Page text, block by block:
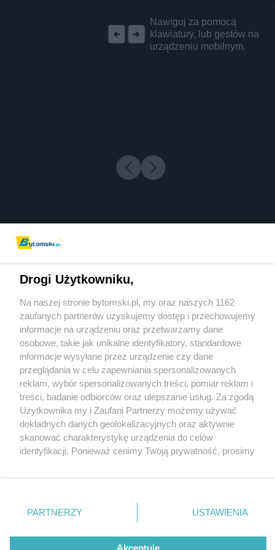
Nawiguj za pomocą
klawiatury, lub gestów na
urządzeniu mobilnym.
4 / 0
Wydawca mediów lokalnych
Nie zapomnij
zapoznać się z:
polityką prywatności regulamin korzystania z portali
Twojemiasto
Piekary Śląskie
Chorzów
Tarnowskie Góry
Gliwice
Skontakuj sięz nami
Kontakt
Wydawca
Pogoda
Drogi Użytkowniku,
Na naszej stronie bytomski.pl, my oraz naszych 1162
zaufanych partnerów uzyskujemy dostęp i przechowujemy
informacje na urządzeniu oraz przetwarzamy dane
osobowe, takie jak unikalne identyfikatory, standardowe
informacje wysyłane przez urządzenie czy dane
przeglądania w celu zapewniania spersonalizowanych
reklam, wybór spersonalizowanych treści, pomiar reklam i
treści, badanie odbiorców oraz ulepszanie usług. Za zgodą
Użytkownika my i Zaufani Partnerzy możemy używać
dokładnych danych geolokalizacyjnych oraz aktywnie
skanować charakterystykę urządzenia do celów
identyfikacji. Ponieważ cenimy Twoją prywatność, prosimy
prywatności znajdujący się w lewym dolnym rogu strony
. Niektóre rodzaje przetwarzania danych nie wymagają
zgody użytkownika, ale masz prawo sprzeciwić się
takiemu przetwarzaniu. Preferencje będą miały
PARTNERZY USTAWIENIA
Akceptuję